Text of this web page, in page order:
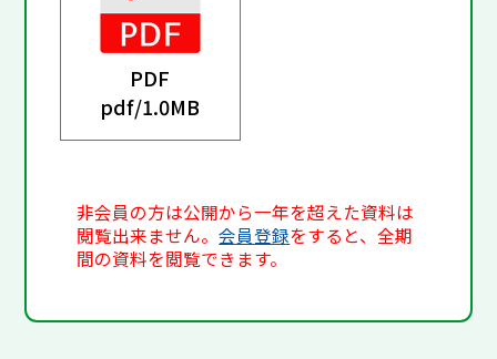
PDF
pdf/1.0MB
非会員の方は公開から一年を超えた資料は
閲覧出来ません。会員登録をすると、全期
間の資料を閲覧できます。